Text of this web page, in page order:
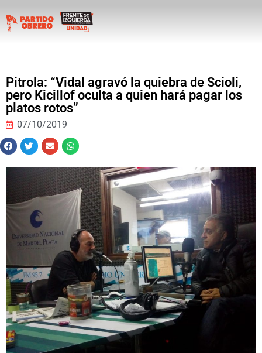
Pitrola: “Vidal agravó la quiebra de Scioli,
pero Kicillof oculta a quien hará pagar los
platos rotos”
07/10/2019